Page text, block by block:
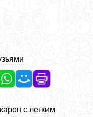
с легким